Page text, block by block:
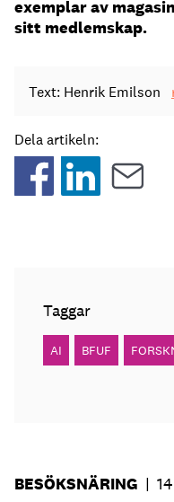
exemplar av
sitt medlemskap.
Text: Henrik Emilson
Dela artikeln:
Taggar
AI BFUF
BESÖKSNÄRING |